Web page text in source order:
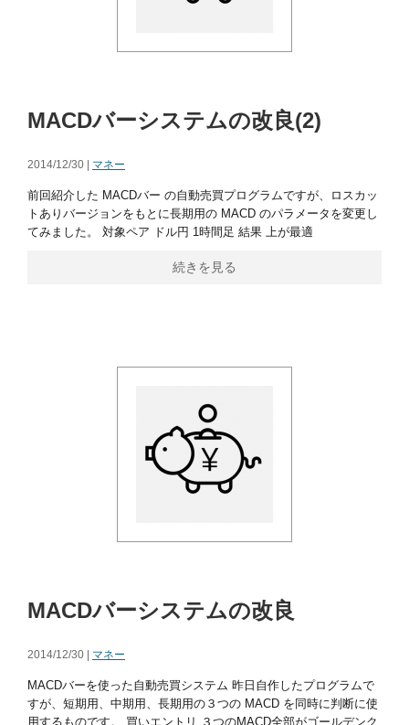
MACDバーシステムの改良(2)
2014/12/30 | マネー
前回紹介した MACDバー の自動売買プログラムですが、ロスカッ
トありバージョンをもとに長期用の MACD のパラメータを変更し
てみました。 対象ペア ドル円 1時間足 結果 上が最適
続きを見る
MACDバーシステムの改良
2014/12/30 | マネー
MACDバーを使った自動売買システム 昨日自作したプログラムで
すが、短期用、中期用、長期用の３つの MACD を同時に判断に使
用するものです。 買いエントリ ３つのMACD全部がゴールデンク